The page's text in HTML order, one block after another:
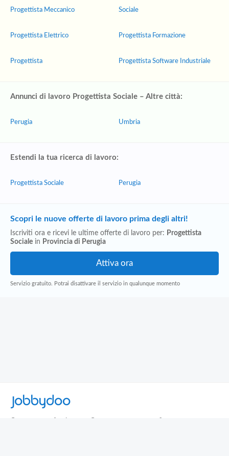
Progettista Meccanico
Progettista Elettrico
Progettista
Sociale
Progettista Formazione
Progettista Software Industriale
Annunci di lavoro Progettista Sociale – Altre città:
Perugia Umbria
Estendi la tua ricerca di lavoro:
Progettista Sociale Perugia
Scopri le nuove offerte di lavoro prima degli altri!
Iscriviti ora e ricevi le ultime offerte di lavoro per: Progettista
Sociale in Provincia di Perugia
Servizio gratuito. Potrai disattivare il servizio in qualunque momento
Jobbydoo